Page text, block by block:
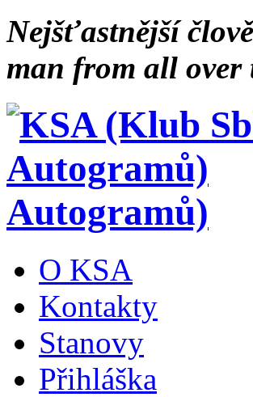
Nejšťastnější
man from all
Autogramů)
O KSA
Kontakty
Stanovy
Přihláška